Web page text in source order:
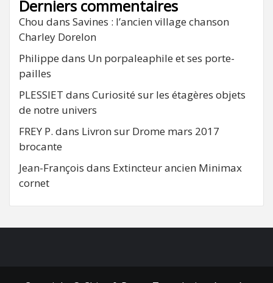
Derniers commentaires
Chou dans Savines : l’ancien village chanson
Charley Dorelon
Philippe dans Un porpaleaphile et ses porte-
pailles
PLESSIET dans Curiosité sur les étagères objets
de notre univers
FREY P. dans Livron sur Drome mars 2017
brocante
Jean-François dans Extincteur ancien Minimax
cornet